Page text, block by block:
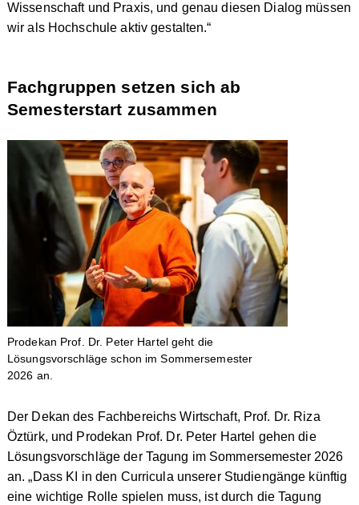
Wissenschaft und Praxis, und genau diesen Dialog müssen
wir als Hochschule aktiv gestalten.“
Fachgruppen setzen sich ab
Semesterstart zusammen
Prodekan Prof. Dr. Peter Hartel geht die
Lösungsvorschläge schon im Sommersemester
2026 an.
Der Dekan des Fachbereichs Wirtschaft, Prof. Dr. Riza
Öztürk, und Prodekan Prof. Dr. Peter Hartel gehen die
Lösungsvorschläge der Tagung im Sommersemester 2026
an. „Dass KI in den Curricula unserer Studiengänge künftig
eine wichtige Rolle spielen muss, ist durch die Tagung